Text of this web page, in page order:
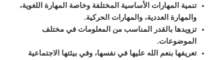
تنمية المهارات الأساسية المختلفة وخاصة المهارة اللغوية،
والمهارة العددية، والمهارات الحركية.
تزويدها بالقدر المناسب من المعلومات في مختلف
الموضوعات.
تعريفها بنعم الله عليها في نفسها، وفي بيئتها الاجتماعية